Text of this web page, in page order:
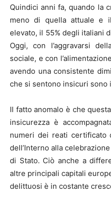
Quindici anni fa, quando la
meno di quella attuale e
elevato, il 55% degli italiani
Oggi, con l’aggravarsi
sociale, e con
avendo una consistente
che si sentono insicuri sono
Il fatto anomalo è che
insicurezza è
numeri dei reati certificato
dell’Interno alla
di Stato. Ciò anche a
altre principali capitali
delittuosi è in costante